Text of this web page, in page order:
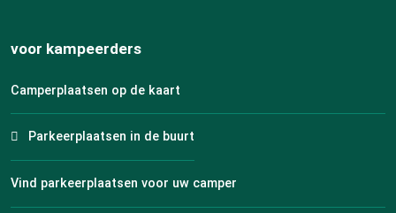
voor kampeerders
Camperplaatsen op de kaart
Parkeerplaatsen in de buurt
Vind parkeerplaatsen voor uw camper